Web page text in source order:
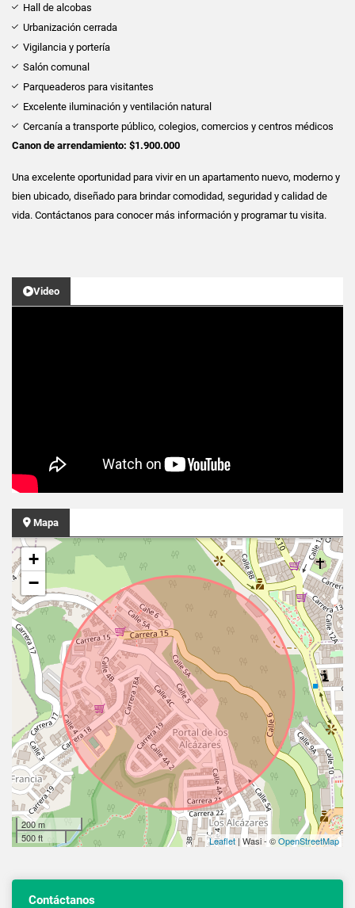
Hall de alcobas
Urbanización cerrada
Vigilancia y portería
Salón comunal
Parqueaderos para visitantes
Excelente iluminación y ventilación natural
Cercanía a transporte público, colegios, comercios y centros médicos
Canon de arrendamiento: $1.900.000
Una excelente oportunidad para vivir en un apartamento nuevo, moderno y
bien ubicado, diseñado para brindar comodidad, seguridad y calidad de
vida. Contáctanos para conocer más información y programar tu visita.
Video
Mapa
+
−
200 m
500 ft
Leaflet | Wasi - ©OpenStreetMap
Contáctanos